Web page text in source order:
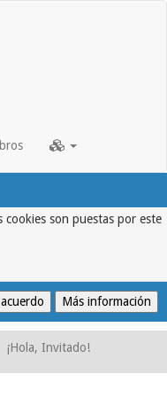
son puestas por este
¡Hola, Invitado!